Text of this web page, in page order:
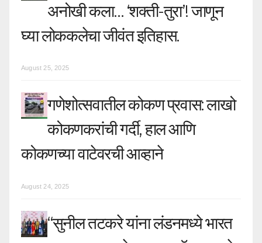
अनोखी कला… ‘शक्ती-तुरा’! जाणून
घ्या लोककलेचा जीवंत इतिहास.
August 25, 2025
गणेशोत्सवातील कोकण प्रवास: लाखो
कोकणकरांची गर्दी, हाल आणि
कोकणच्या वाटेवरची आव्हाने
August 24, 2025
“सुनील तटकरे यांना लंडनमध्ये भारत